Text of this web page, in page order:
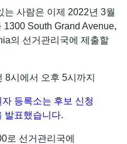
는 사람은 이제 2022년 3월
South Grand Avenue,
의 선거관리국에 제출할
8시에서 오후 5시까지
자 등록소는 후보 신청
발표했습니다.
로 선거관리국에